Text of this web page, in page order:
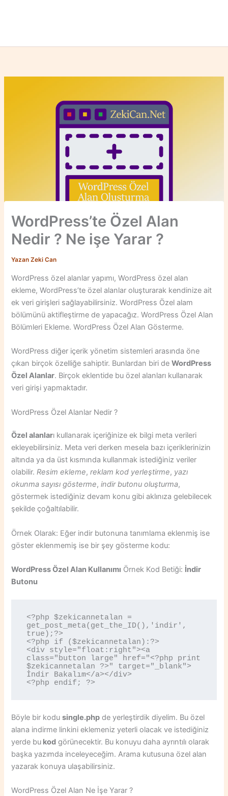
WordPress’te Özel Alan
Nedir ? Ne işe Yarar ?
Yazan Zeki Can
WordPress özel alanlar yapımı, WordPress özel alan
ekleme, WordPress’te özel alanlar oluşturarak kendinize ait
ek veri girişleri sağlayabilirsiniz. WordPress Özel alam
bölümünü aktifleştirme de yapacağız. WordPress Özel Alan
Bölümleri Ekleme. WordPress Özel Alan Gösterme.
WordPress diğer içerik yönetim sistemleri arasında öne
çıkan birçok özelliğe sahiptir. Bunlardan biri deWordPress
Özel Alanlar. Birçok eklentide bu özel alanları kullanarak
veri girişi yapmaktadır.
WordPress Özel Alanlar Nedir ?
Özel alanları kullanarak içeriğinize ek bilgi meta verileri
ekleyebilirsiniz. Meta veri derken mesela bazı içeriklerinizin
altında ya da üst kısmında kullanmak istediğiniz veriler
olabilir.Resim ekleme,reklam kod yerleştirme, yazı
okunma sayısı gösterme,indir butonu oluşturma,
göstermek istediğiniz devam konu gibi aklınıza gelebilecek
şekilde çoğaltılabilir.
Örnek Olarak: Eğer indir butonuna tanımlama eklenmiş ise
göster eklenmemiş ise bir şey gösterme kodu:
WordPress Özel Alan Kullanımı Örnek Kod Betiği: İndir
Butonu
<?php $zekicannetalan =
get_post_meta(get_the_ID(),'indir',
true);?>
<?php if ($zekicannetalan):?>
<div style="float:right"><a
class="button large" href="<?php print
$zekicannetalan ?>" target="_blank">
İndir Bakalım</a></div>
Böyle bir kodusingle.php de yerleştirdik diyelim. Bu özel
alana indirme linkini eklemeniz yeterli olacak ve istediğiniz
yerde bu kod görünecektir. Bu konuyu daha ayrıntılı olarak
başka yazımda inceleyeceğim. Arama kutusuna özel alan
yazarak konuya ulaşabilirsiniz.
WordPress Özel Alan Ne İşe Yarar ?